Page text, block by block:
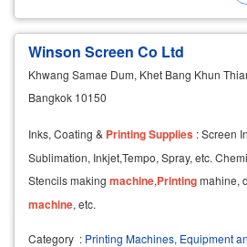
Winson Screen Co Ltd
Khwang Samae Dum, Khet Bang Khun
Bangkok 10150
Inks, Coating & PrintingSupplies : Screen
Sublimation, Inkjet,Tempo, Spray, etc.
Stencils making machine,Printingmahine,
machine, etc.
Category : Printing Machines, Equipment